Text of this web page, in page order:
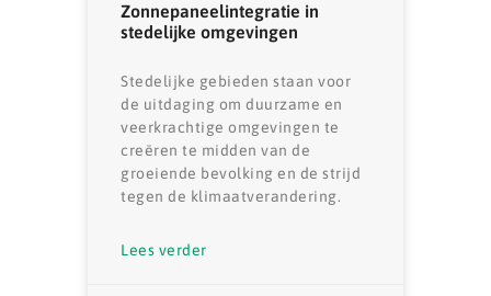
Zonnepaneelintegratie in
stedelijke omgevingen
Stedelijke gebieden staan ​​voor
de uitdaging om duurzame en
veerkrachtige omgevingen te
creëren te midden van de
groeiende bevolking en de strijd
tegen de klimaatverandering.
Lees verder